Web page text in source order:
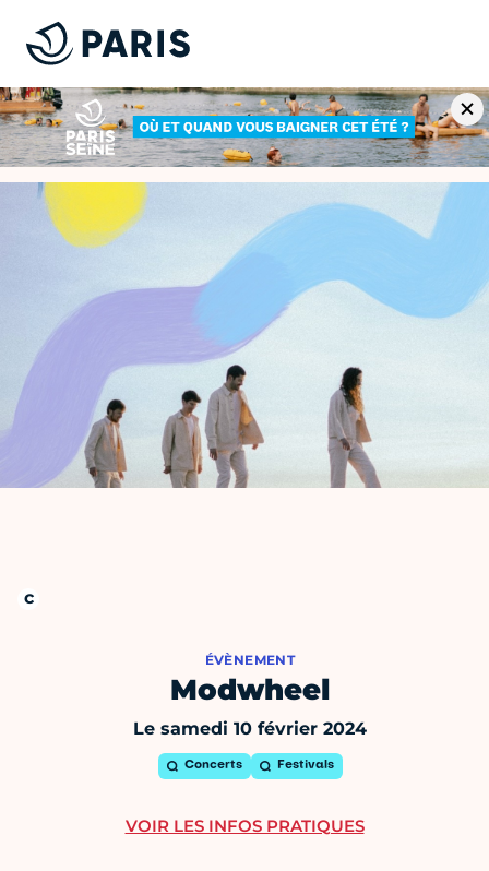
ÉVÈNEMENT
Modwheel
Le samedi 10 février 2024
Concerts Festivals
VOIR LES INFOS PRATIQUES